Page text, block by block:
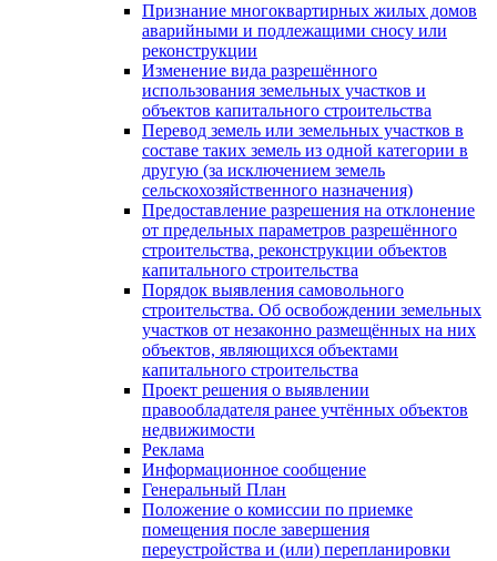
Признание многоквартирных жилых домов
аварийными и подлежащими сносу или
реконструкции
Изменение вида разрешённого
использования земельных участков и
объектов капитального строительства
Перевод земель или земельных участков в
составе таких земель из одной категории в
другую (за исключением земель
сельскохозяйственного назначения)
Предоставление разрешения на отклонение
от предельных параметров разрешённого
строительства, реконструкции объектов
капитального строительства
Порядок выявления самовольного
строительства. Об освобождении земельных
участков от незаконно размещённых на них
объектов, являющихся объектами
капитального строительства
Проект решения о выявлении
правообладателя ранее учтённых объектов
недвижимости
Реклама
Информационное сообщение
Генеральный План
Положение о комиссии по приемке
помещения после завершения
переустройства и (или) перепланировки